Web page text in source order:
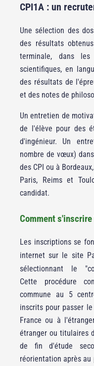
CPI1A : un
Une sélection des
des résultats
terminale, dans les
scientifiques, en
des résultats de
et des notes de
Un entretien de
de l'élève pour des
d'ingénieur. Un
nombre de vœux)
des CPI ou à
Paris, Reims et
candidat.
Comment s'inscrire
Les inscriptions se
internet sur le site
sélectionnant le
Cette procédure
commune au 5
inscrits pour passer
France ou à
étranger ou titulaires
de fin d'étude
réorientation après au